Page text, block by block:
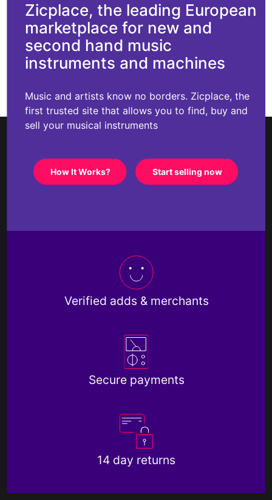
Zicplace, the leading European
marketplace for new and
second hand music
instruments and machines
Music and artists know no borders. Zicplace, the
first trusted site that allows you to find, buy and
sell your musical instruments
How It Works? Start selling now
Verified adds & merchants
Secure payments
14 day returns